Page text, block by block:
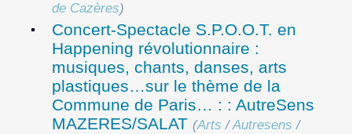
de Cazères)
Concert-Spectacle S.P.O.O.T. en
Happening révolutionnaire :
musiques, chants, danses, arts
plastiques…sur le thème de la
Commune de Paris… : : AutreSens
MAZERES/SALAT (Arts /Autresens /